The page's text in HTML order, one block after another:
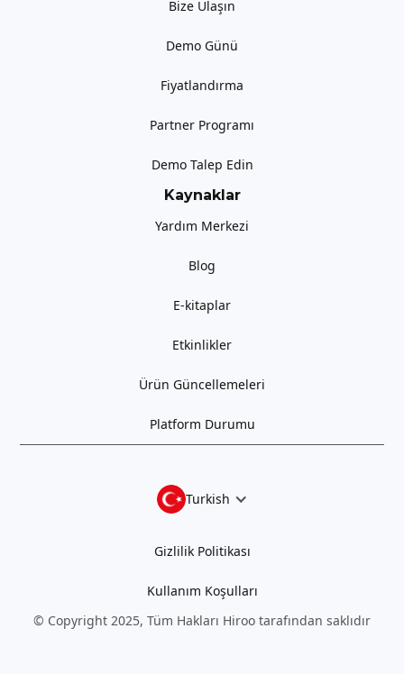
Bize Ulaşın
Demo Günü
Fiyatlandırma
Partner Programı
Demo Talep Edin
Kaynaklar
Yardım Merkezi
Blog
E-kitaplar
Etkinlikler
Ürün Güncellemeleri
Platform Durumu
Turkish
Gizlilik Politikası
Kullanım Koşulları
© Copyright 2025, Tüm Hakları Hiroo tarafından saklıdır